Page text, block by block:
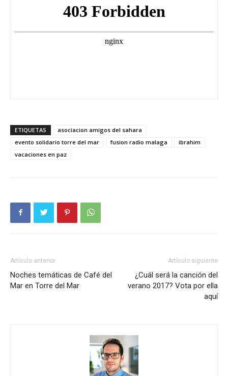
ETIQUETAS
asociacion amigos del sahara
evento solidario torre del mar
fusion radio malaga
ibrahim
vacaciones en paz
Artículo anterior
Noches temáticas de Café del
Mar en Torre del Mar
Artículo siguiente
¿Cuál será la canción del
verano 2017? Vota por ella
aquí